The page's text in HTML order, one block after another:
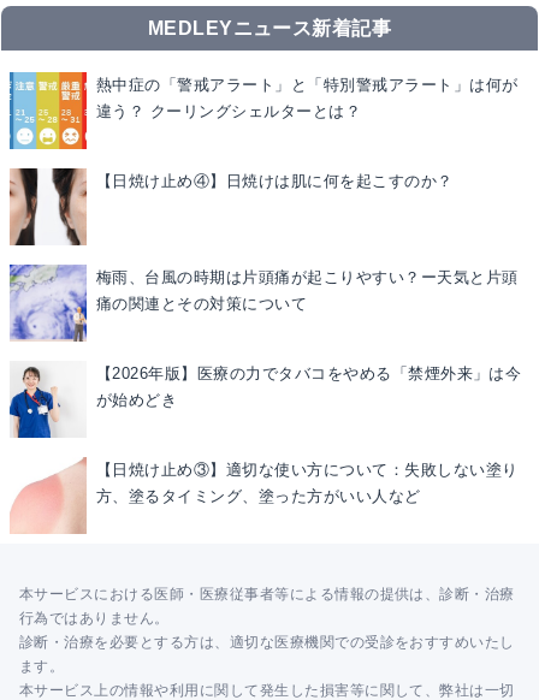
MEDLEYニュース新着記事
熱中症の「警戒アラート」と「特別警戒アラート」は何が
違う？ クーリングシェルターとは？
【日焼け止め④】日焼けは肌に何を起こすのか？
梅雨、台風の時期は片頭痛が起こりやすい？ー天気と片頭
痛の関連とその対策について
【2026年版】医療の力でタバコをやめる「禁煙外来」は今
が始めどき
【日焼け止め③】適切な使い方について：失敗しない塗り
方、塗るタイミング、塗った方がいい人など
本サービスにおける医師・医療従事者等による情報の提供は、診断・治療
行為ではありません。
診断・治療を必要とする方は、適切な医療機関での受診をおすすめいたし
ます。
本サービス上の情報や利用に関して発生した損害等に関して、弊社は一切